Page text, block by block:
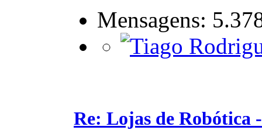
Mensagens:
Re: Lojas de Robótica